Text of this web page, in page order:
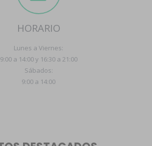
HORARIO
Lunes a Viernes:
9:00 a 14:00 y 16:30 a 21:00
Sábados:
9:00 a 14:00